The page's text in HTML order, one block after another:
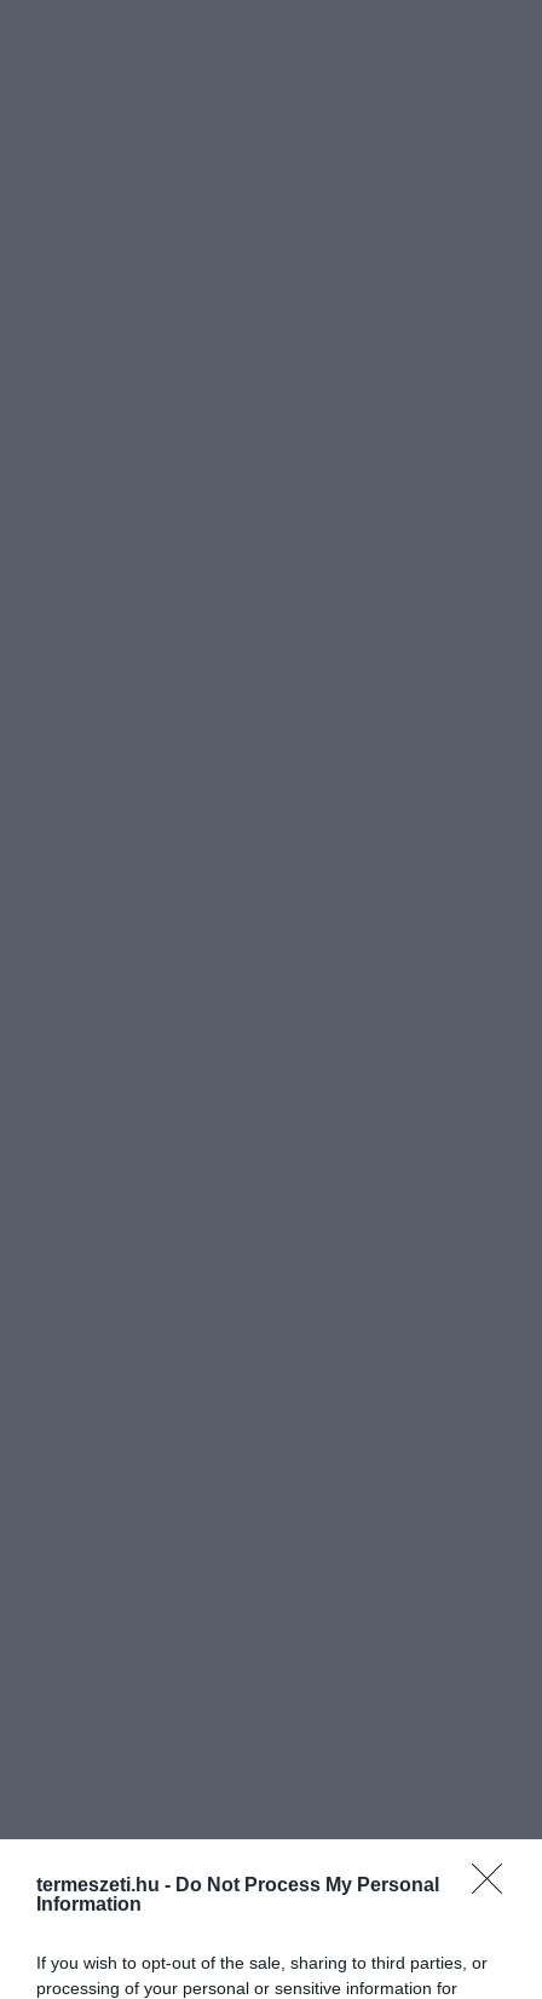
termeszeti.hu - Do Not Process My Personal
Information
If you wish to opt-out of the sale, sharing to third parties, or
processing of your personal or sensitive information for